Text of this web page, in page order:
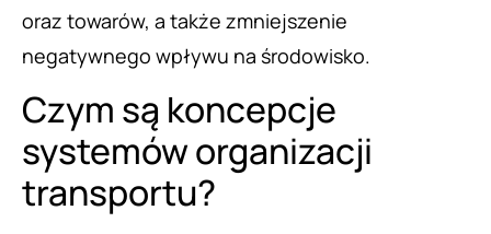
oraz towarów, a także zmniejszenie
negatywnego wpływu na środowisko.
Czym są koncepcje
systemów organizacji
transportu?